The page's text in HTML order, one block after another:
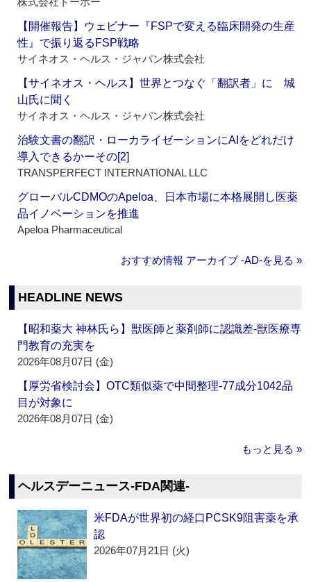
【開催報告】ウェビナー『FSPで変える臨床開発の生産
性』で振り返るFSP戦略
サイネオス・ヘルス・ジャパン株式会社
【サイネオス・ヘルス】世界とつなぐ「翻訳者」に 城
山氏に聞く
サイネオス・ヘルス・ジャパン株式会社
治験文書の翻訳・ローカライゼーションにAIをどれだけ
導入できるかーその[2]
TRANSPERFECT INTERNATIONAL LLC
グローバルCDMOのApeloa、日本市場に本格展開し医薬
品イノベーションを推進
Apeloa Pharmaceutical
おすすめ情報 アーカイブ ‐AD‐を見る »
HEADLINE NEWS
【昭和薬大 神林氏ら】獣医師と薬剤師に認識差‐獣医療専
門教育の充実を
2026年08月07日 (金)
【厚労省検討会】OTC類似薬で中間整理‐77成分1042品
目が対象に
2026年08月07日 (金)
もっと見る »
ヘルスデーニュース‐FDA関連‐
米FDAが世界初の経口PCSK9阻害薬を承
認
2026年07月21日 (火)